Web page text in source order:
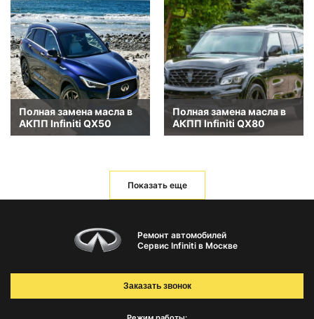
Полная замена масла в
АКПП Infiniti QX50
Полная замена масла в
АКПП Infiniti QX80
Показать еще
Ремонт автомобилей
Сервис Infiniti в Москве
Заказать звонок